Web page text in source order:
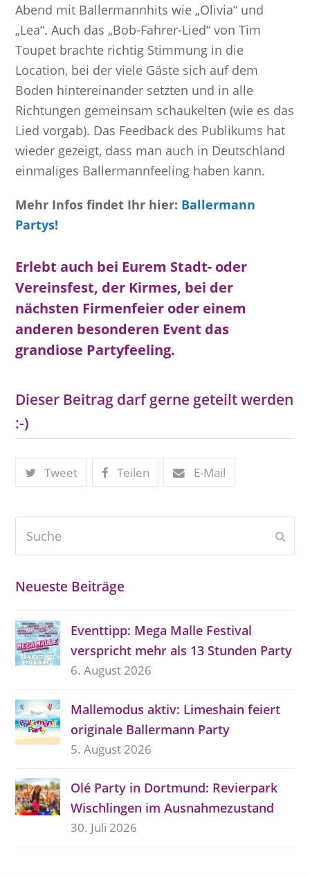
Abend mit Ballermannhits wie „Olivia“ und
„Lea“. Auch das „Bob-Fahrer-Lied“ von Tim
Toupet brachte richtig Stimmung in die
Location, bei der viele Gäste sich auf dem
Boden hintereinander setzten und in alle
Richtungen gemeinsam schaukelten (wie es das
Lied vorgab). Das Feedback des Publikums hat
wieder gezeigt, dass man auch in Deutschland
einmaliges Ballermannfeeling haben kann.
Mehr Infos findet Ihr hier: Ballermann
Partys!
Erlebt auch bei Eurem Stadt- oder
Vereinsfest, der Kirmes, bei der
nächsten Firmenfeier oder einem
anderen besonderen Event das
grandiose Partyfeeling.
Dieser Beitrag darf gerne geteilt werden
:-)
Tweet Teilen E-Mail
Neueste Beiträge
Eventtipp: Mega Malle Festival
verspricht mehr als 13 Stunden Party
6. August 2026
Mallemodus aktiv: Limeshain feiert
originale Ballermann Party
5. August 2026
Olé Party in Dortmund: Revierpark
Wischlingen im Ausnahmezustand
30. Juli 2026